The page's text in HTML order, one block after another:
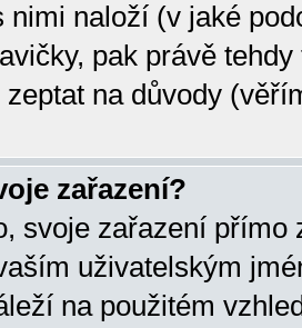
nimi naloží (v jaké
pak právě
zeptat na důvody
zařazení?
svoje zařazení přímo
uživatelským
na použitém